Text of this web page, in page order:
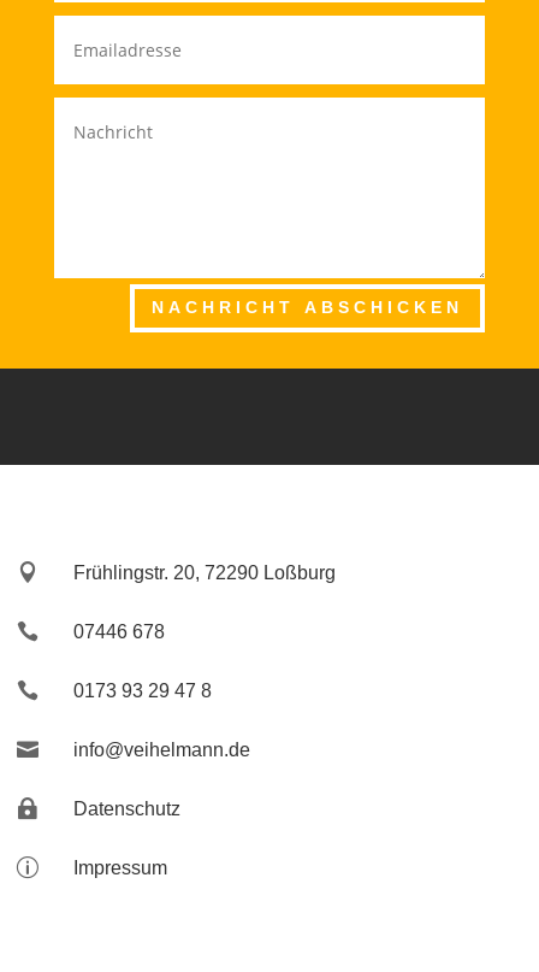
NACHRICHT ABSCHICKEN
 Frühlingstr. 20, 72290 Loßburg
 07446 678
 0173 93 29 47 8
 info@veihelmann.de
 Datenschutz
p Impressum